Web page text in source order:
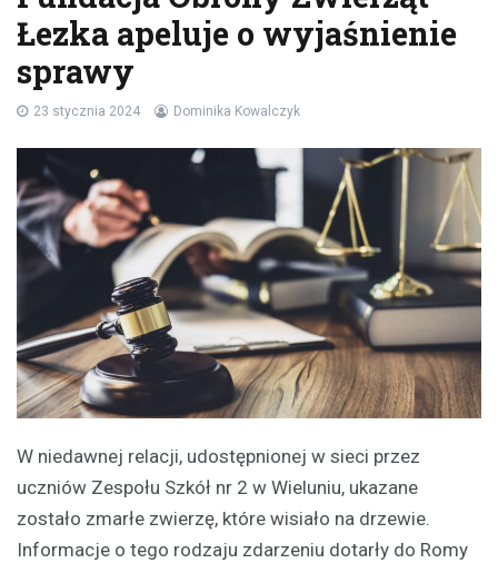
Łezka apeluje o wyjaśnienie
sprawy
23 stycznia 2024 Dominika Kowalczyk
W niedawnej relacji, udostępnionej w sieci przez
uczniów Zespołu Szkół nr 2 w Wieluniu, ukazane
zostało zmarłe zwierzę, które wisiało na drzewie.
Informacje o tego rodzaju zdarzeniu dotarły do Romy